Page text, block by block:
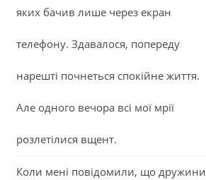
яких бачив лише через екран
телефону. Здавалося, попереду
нарешті почнеться спокійне життя.
Але одного вечора всі мої мрії
розлетілися вщент.
Коли мені повідомили, що дружини